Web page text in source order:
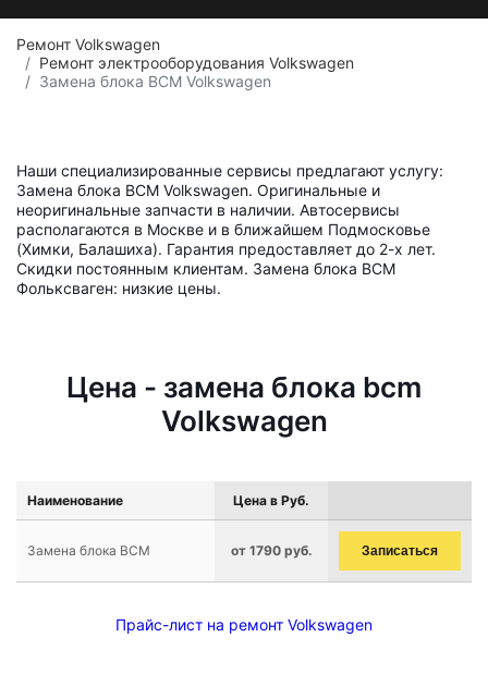
Ремонт Volkswagen
Ремонт электрооборудования Volkswagen
Замена блока BCM Volkswagen
Наши специализированные сервисы предлагают услугу:
Замена блока BCM Volkswagen. Оригинальные и
неоригинальные запчасти в наличии. Автосервисы
располагаются в Москве и в ближайшем Подмосковье
(Химки, Балашиха). Гарантия предоставляет до 2-х лет.
Скидки постоянным клиентам. Замена блока BCM
Фольксваген: низкие цены.
Цена - замена блока bcm
Volkswagen
Наименование Цена в Руб.
Замена блока BCM от 1790 руб. Записаться
Прайс-лист на ремонт Volkswagen